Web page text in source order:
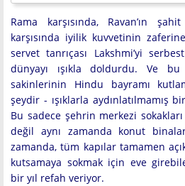
Rama karşısında, Ravan’ın
karşısında iyilik kuvvetinin
servet tanrıçası Lakshmi’yi
dünyayı ışıkla doldurdu. Ve
sakinlerinin Hindu bayramı
şeydir - ışıklarla aydınlatılmamış
Bu sadece şehrin merkezi
değil aynı zamanda konut
zamanda, tüm kapılar tamamen
kutsamaya sokmak için eve
bir yıl refah veriyor.